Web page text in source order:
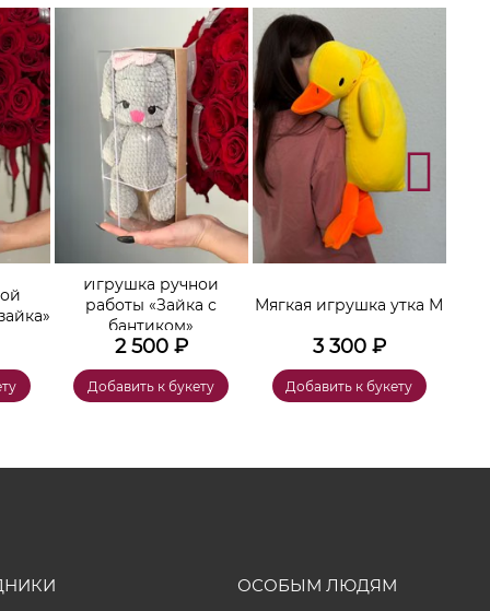
Игрушка ручной
работы «Зайка с
бантиком»
2 500₽
Добавить к букету
Мягкая игрушка утка М
3 300₽
Добавить к букету
ОСОБЫМ ЛЮДЯМ